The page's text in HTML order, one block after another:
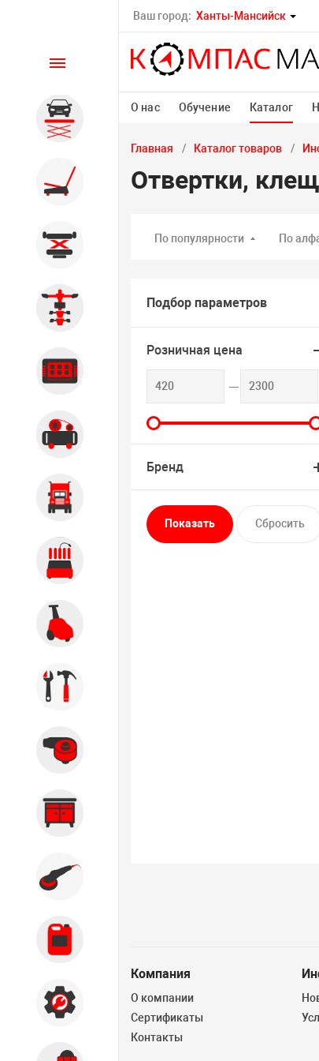
Ваш город: Ханты-Мансийск
О нас Обучение Каталог
Каталог
Автомобильные подъемники
Шиномонтажное
оборудование
Общегаражное
Стенды сход-развал
Диагностика
Компрессорное оборудование
Акции
Главная Каталог товаров
Отвертки,
По популярности По
Подбор параметров
Розничная цена
Бренд
Компания
О компании
Сертификаты
Контакты